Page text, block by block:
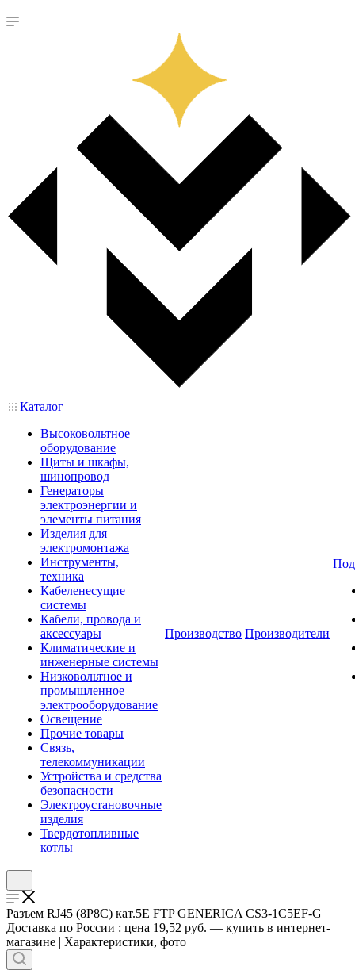
Каталог
Высоковольтное
оборудование
Щиты и шкафы,
шинопровод
Генераторы
электроэнергии и
элементы питания
Изделия для
электромонтажа
Инструменты,
техника
Кабеленесущие
системы
Кабели, провода и
аксессуары
Климатические и
инженерные системы
Низковольтное и
промышленное
электрооборудование
Освещение
Прочие товары
Связь,
телекоммуникации
Устройства и средства
безопасности
Электроустановочные
изделия
Твердотопливные
котлы
Производство Производители
Разъем RJ45 (8P8C) кат.5E FTP GENERICA CS3-1C5EF-G
Доставка по России : цена 19,52 руб. — купить в интернет-
магазине | Характеристики, фото